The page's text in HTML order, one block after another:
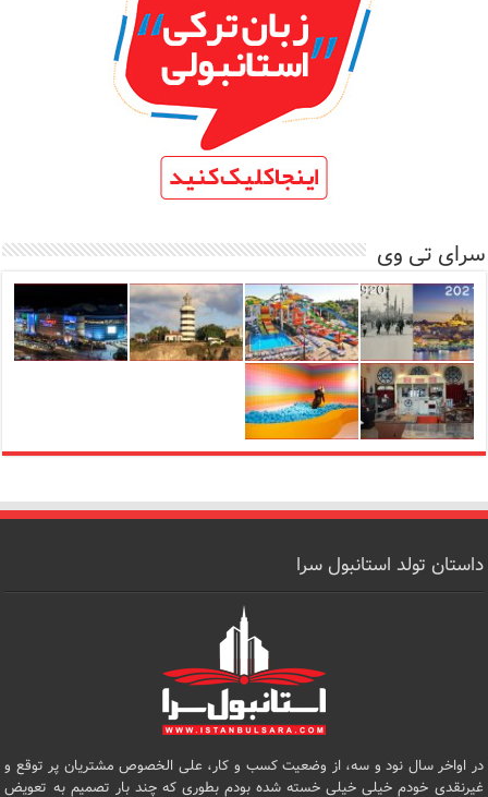
سرای تی وی
داستان تولد استانبول سرا
در اواخر سال نود و سه، از وضعیت کسب و کار، علی الخصوص مشتریان پر توقع و
غیرنقدی خودم خیلی خیلی خسته شده بودم بطوری که چند بار تصمیم به تعویض